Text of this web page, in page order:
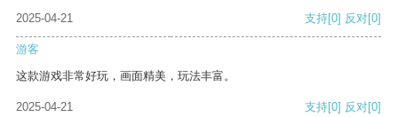
2025-04-21 支持[0] 反对[0]
游客
这款游戏非常好玩，画面精美，玩法丰富。
2025-04-21 支持[0] 反对[0]